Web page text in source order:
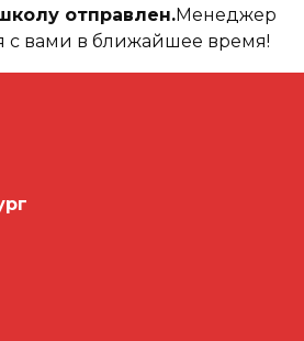
отправлен.Менеджер
с вами в ближайшее время!